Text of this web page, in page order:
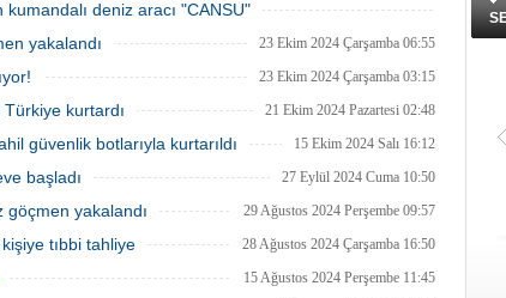
deniz aracı "CANSU"
28 Ekim 2024 Pazartesi 12:31
yakalandı 23 Ekim 2024 Çarşamba 06:55
23 Ekim 2024 Çarşamba 03:15
Türkiye kurtardı 21 Ekim 2024 Pazartesi 02:48
güvenlik botlarıyla kurtarıldı 15 Ekim 2024 Salı 16:12
başladı 27 Eylül 2024 Cuma 10:50
göçmen yakalandı 29 Ağustos 2024 Perşembe 09:57
tıbbi tahliye 28 Ağustos 2024 Çarşamba 16:50
15 Ağustos 2024 Perşembe 11:45